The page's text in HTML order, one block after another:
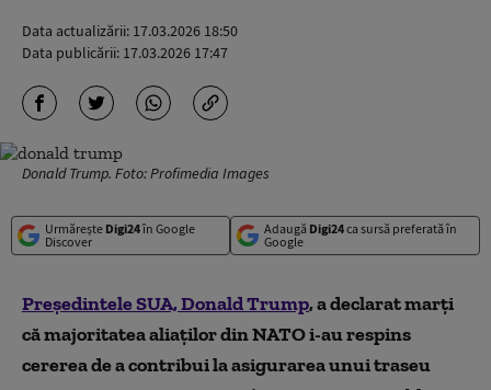
Data actualizării: 17.03.2026 18:50
Data publicării: 17.03.2026 17:47
Donald Trump. Foto: Profimedia Images
Urmărește Digi24în Google
Discover
Adaugă Digi24ca sursă preferată în
Google
Președintele SUA, Donald Trump, a declarat marți
că majoritatea aliaților din NATO i-au respins
cererea de a contribui la asigurarea unui traseu